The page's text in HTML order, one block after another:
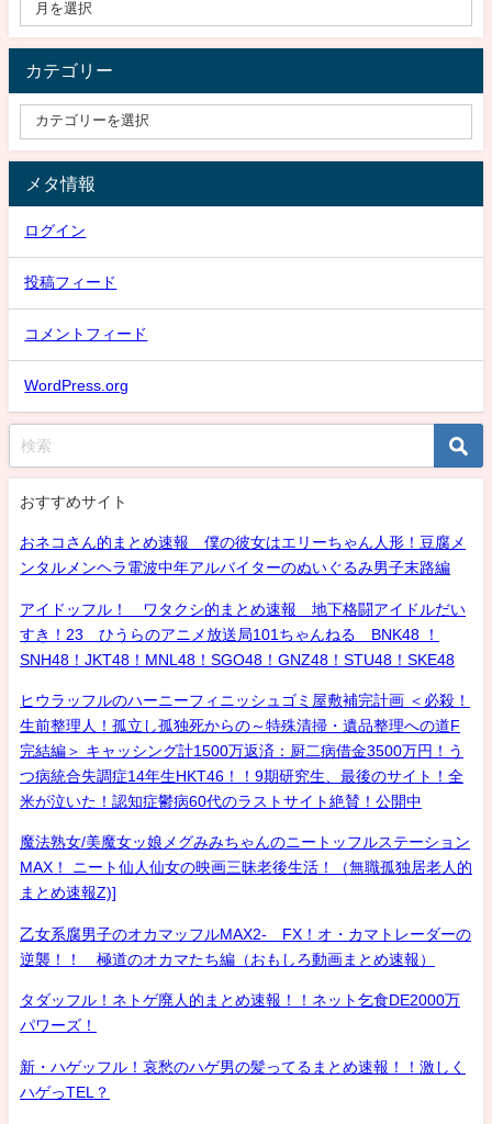
カテゴリー
メタ情報
ログイン
投稿フィード
コメントフィード
WordPress.org
おすすめサイト
おネコさん的まとめ速報 僕の彼女はエリーちゃん人形！豆腐メ
ンタルメンヘラ電波中年アルバイターのぬいぐるみ男子末路編
アイドッフル！ ワタクシ的まとめ速報 地下格闘アイドルだい
すき！23 ひうらのアニメ放送局101ちゃんねる BNK48 ！
SNH48！JKT48！MNL48！SGO48！GNZ48！STU48！SKE48
ヒウラッフルのハーニーフィニッシュゴミ屋敷補完計画 ＜必殺！
生前整理人！孤立し孤独死からの～特殊清掃・遺品整理への道F
完結編＞ キャッシング計1500万返済：厨二病借金3500万円！う
つ病統合失調症14年生HKT46！！9期研究生、最後のサイト！全
米が泣いた！認知症鬱病60代のラストサイト絶賛！公開中
魔法熟女/美魔女ッ娘メグみみちゃんのニートッフルステーション
MAX！ ニート仙人仙女の映画三昧老後生活！（無職孤独居老人的
まとめ速報Z)]
乙女系腐男子のオカマッフルMAX2- FX！オ・カマトレーダーの
逆襲！！ 極道のオカマたち編（おもしろ動画まとめ速報）
タダッフル！ネトゲ廃人的まとめ速報！！ネット乞食DE2000万
パワーズ！
新・ハゲッフル！哀愁のハゲ男の髪ってるまとめ速報！！激しく
ハゲっTEL？